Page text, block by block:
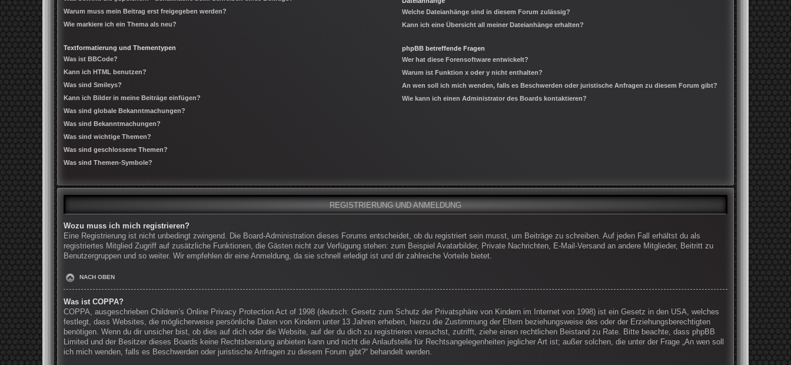
Warum muss mein Beitrag erst freigegeben werden?
Wie markiere ich ein Thema als neu?
Textformatierung und Thementypen
Was ist BBCode?
Kann ich HTML benutzen?
Was sind Smileys?
Kann ich Bilder in meine Beiträge einfügen?
Was sind globale Bekanntmachungen?
Was sind Bekanntmachungen?
Was sind wichtige Themen?
Was sind geschlossene Themen?
Was sind Themen-Symbole?
Welche Dateianhänge sind in diesem Forum zulässig?
Kann ich eine Übersicht all meiner Dateianhänge erhalten?
phpBB betreffende Fragen
Wer hat diese Forensoftware entwickelt?
Warum ist Funktion x oder y nicht enthalten?
An wen soll ich mich wenden, falls es Beschwerden oder juristische Anfragen zu diesem Forum gibt?
Wie kann ich einen Administrator des Boards kontaktieren?
REGISTRIERUNG UND ANMELDUNG
Wozu muss ich mich registrieren?
Eine Registrierung ist nicht unbedingt zwingend. Die Board-Administration dieses Forums entscheidet, ob du registriert sein musst, um Beiträge zu schreiben. Auf jeden Fall erhältst du als
registriertes Mitglied Zugriff auf zusätzliche Funktionen, die Gästen nicht zur Verfügung stehen: zum Beispiel Avatarbilder, Private Nachrichten, E-Mail-Versand an andere Mitglieder, Beitritt zu
Benutzergruppen und so weiter. Wir empfehlen dir eine Anmeldung, da sie schnell erledigt ist und dir zahlreiche Vorteile bietet.
NACH OBEN
Was ist COPPA?
COPPA, ausgeschrieben Children’s Online Privacy Protection Act of 1998 (deutsch: Gesetz zum Schutz der Privatsphäre von Kindern im Internet von 1998) ist ein Gesetz in den USA, welches
festlegt, dass Websites, die möglicherweise persönliche Daten von Kindern unter 13 Jahren erheben, hierzu die Zustimmung der Eltern beziehungsweise des oder der Erziehungsberechtigten
benötigen. Wenn du dir unsicher bist, ob dies auf dich oder die Website, auf der du dich zu registrieren versuchst, zutrifft, ziehe einen rechtlichen Beistand zu Rate. Bitte beachte, dass phpBB
Limited und der Besitzer dieses Boards keine Rechtsberatung anbieten kann und nicht die Anlaufstelle für Rechtsangelegenheiten jeglicher Art ist; außer solchen, die unter der Frage „An wen soll
ich mich wenden, falls es Beschwerden oder juristische Anfragen zu diesem Forum gibt?“ behandelt werden.